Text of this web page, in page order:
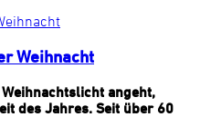
Weihnacht
angeht,
des Jahres. Seit über 60